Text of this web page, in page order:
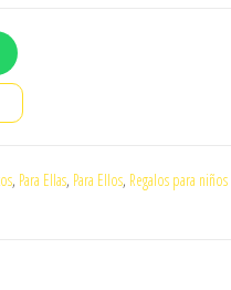
, Para Ellas, Para Ellos, Regalos para niños